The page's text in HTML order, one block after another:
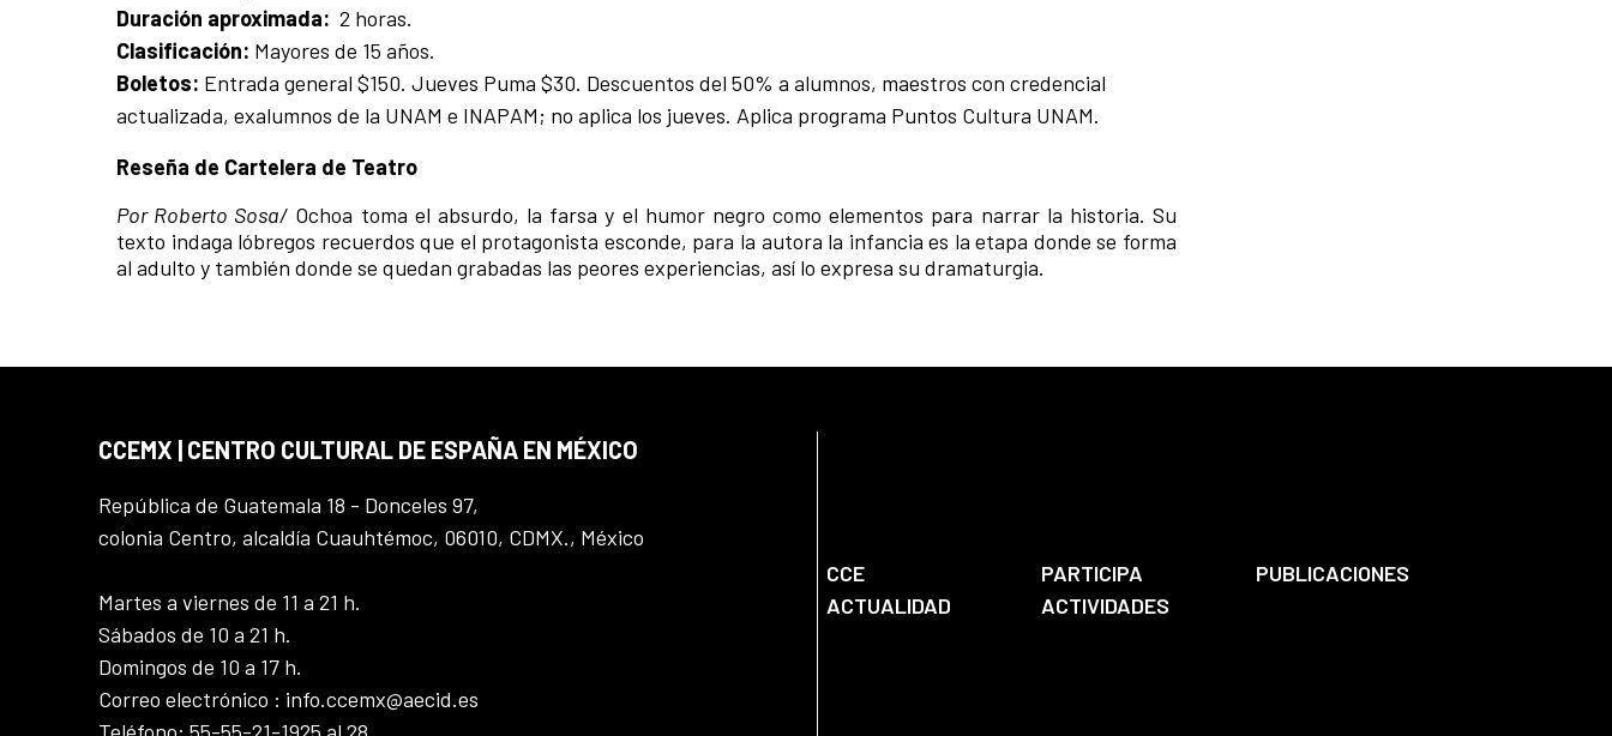
Duración aproximada: 2 horas.
Clasificación: Mayores de 15 años.
Boletos: Entrada general $150. Jueves Puma $30. Descuentos del 50% a alumnos, maestros con credencial
actualizada, exalumnos de la UNAM e INAPAM; no aplica los jueves. Aplica programa Puntos Cultura UNAM.
Reseña de Cartelera de Teatro
Por Roberto Sosa/ Ochoa toma el absurdo, la farsa y el humor negro como elementos para narrar la historia. Su
texto indaga lóbregos recuerdos que el protagonista esconde, para la autora la infancia es la etapa donde se forma
al adulto y también donde se quedan grabadas las peores experiencias, así lo expresa su dramaturgia.
CCEMX | CENTRO CULTURAL DE ESPAÑA EN MÉXICO
República de Guatemala 18 - Donceles 97,
colonia Centro, alcaldía Cuauhtémoc, 06010, CDMX., México
Martes a viernes de 11 a 21 h.
Sábados de 10 a 21 h.
Domingos de 10 a 17 h.
Correo electrónico : info.ccemx@aecid.es
CCE PARTICIPA
PUBLICACIONES
ACTUALIDAD
ACTIVIDADES